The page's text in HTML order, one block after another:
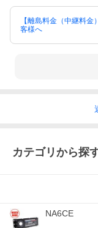
【離島料金（中継料
客様へ
カテゴリから探
NA6CE